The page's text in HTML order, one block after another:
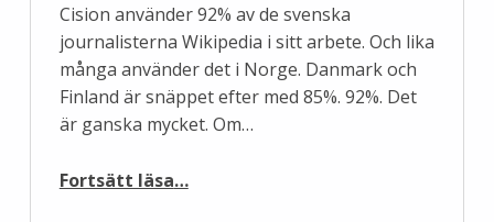
Cision använder 92% av de svenska
journalisterna Wikipedia i sitt arbete. Och lika
många använder det i Norge. Danmark och
Finland är snäppet efter med 85%. 92%. Det
är ganska mycket. Om…
Fortsätt läsa“92% av svenska journalister använder Wikipedia i sitt arbete.”
…